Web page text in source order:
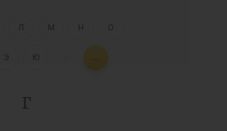
Л М Н О
Э Ю
Г